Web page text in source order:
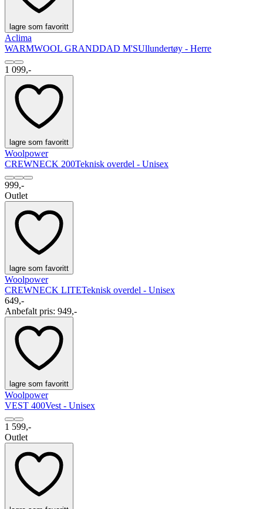
lagre som favoritt
Aclima
WARMWOOL GRANDDAD M'SUllundertøy - Herre
1 099,-
lagre som favoritt
Woolpower
CREWNECK 200Teknisk overdel - Unisex
999,-
Outlet
lagre som favoritt
Woolpower
CREWNECK LITETeknisk overdel - Unisex
649,-
Anbefalt pris: 949,-
lagre som favoritt
Woolpower
VEST 400Vest - Unisex
1 599,-
Outlet